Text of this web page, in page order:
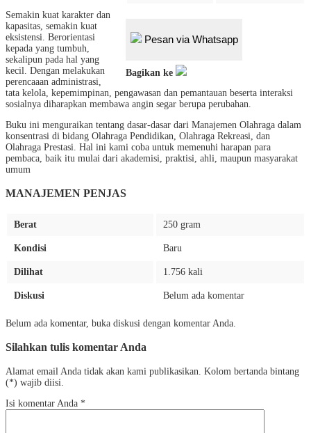
Pesan via Whatsapp
Bagikan ke
Semakin kuat karakter dan
kapasitas, semakin kuat
eksistensi. Berorientasi
kepada yang tumbuh,
sekalipun pada hal yang
kecil. Dengan melakukan
perencaaan administrasi,
tata kelola, kepemimpinan, pengawasan dan pemantauan beserta interaksi
sosialnya diharapkan membawa angin segar berupa perubahan.
Buku ini menguraikan tentang dasar-dasar dari Manajemen Olahraga dalam
konsentrasi di bidang Olahraga Pendidikan, Olahraga Rekreasi, dan
Olahraga Prestasi. Hal ini kami coba untuk memenuhi harapan para
pembaca, baik itu mulai dari akademisi, praktisi, ahli, maupun masyarakat
umum
MANAJEMEN PENJAS
Berat 250 gram
Kondisi Baru
Dilihat 1.756 kali
Diskusi Belum ada komentar
Belum ada komentar, buka diskusi dengan komentar Anda.
Silahkan tulis komentar Anda
Alamat email Anda tidak akan kami publikasikan. Kolom bertanda bintang
(*) wajib diisi.
Isi komentar Anda *